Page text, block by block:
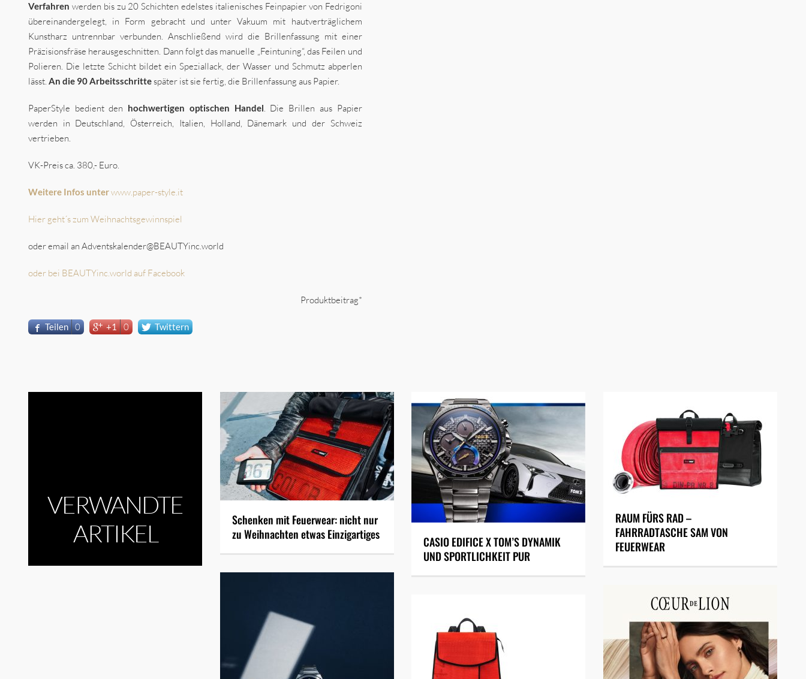
Verfahren werden bis zu 20 Schichten edelstes italienisches Feinpapier von Fedrigoni
übereinandergelegt, in Form gebracht und unter Vakuum mit hautverträglichem
Kunstharz untrennbar verbunden. Anschließend wird die Brillenfassung mit einer
Präzisionsfräse herausgeschnitten. Dann folgt das manuelle „Feintuning“, das Feilen und
Polieren. Die letzte Schicht bildet ein Speziallack, der Wasser und Schmutz abperlen
lässt. An die 90 Arbeitsschrittespäter ist sie fertig, die Brillenfassung aus Papier.
PaperStyle bedient den hochwertigen optischen Handel. Die Brillen aus Papier
werden in Deutschland, Österreich, Italien, Holland, Dänemark und der Schweiz
vertrieben.
VK-Preis ca. 380,- Euro.
Weitere Infos unterwww.paper-style.it
Hier geht´s zum Weihnachtsgewinnspiel
oder email an Adventskalender@BEAUTYinc.world
oder bei BEAUTYinc.world auf Facebook
Produktbeitrag*
Teilen 0 +1 0 Twittern
VERWANDTE
ARTIKEL
Schenken mit Feuerwear: nicht nur
zu Weihnachten etwas Einzigartiges
CASIO EDIFICE X TOM’S DYNAMIK
UND SPORTLICHKEIT PUR
RAUM FÜRS RAD –
FAHRRADTASCHE SAM VON
FEUERWEAR